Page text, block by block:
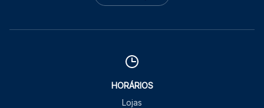
HORÁRIOS
Lojas